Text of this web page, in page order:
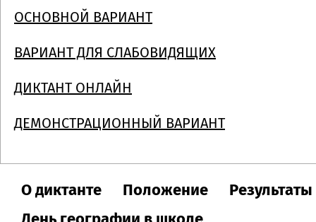
ОСНОВНОЙ ВАРИАНТ
ВАРИАНТ ДЛЯ СЛАБОВИДЯЩИХ
ДИКТАНТ ОНЛАЙН
ДЕМОНСТРАЦИОННЫЙ ВАРИАНТ
О диктанте Положение
Результаты